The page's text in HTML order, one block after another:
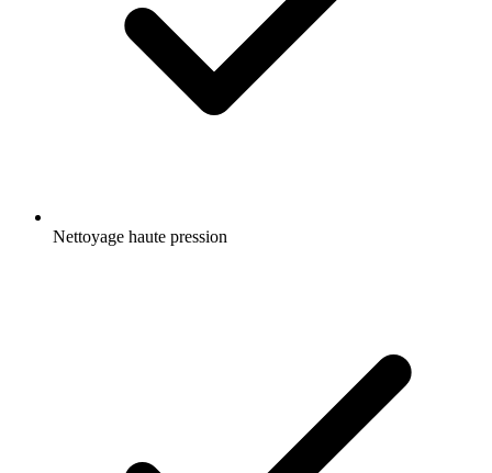
Nettoyage haute pression